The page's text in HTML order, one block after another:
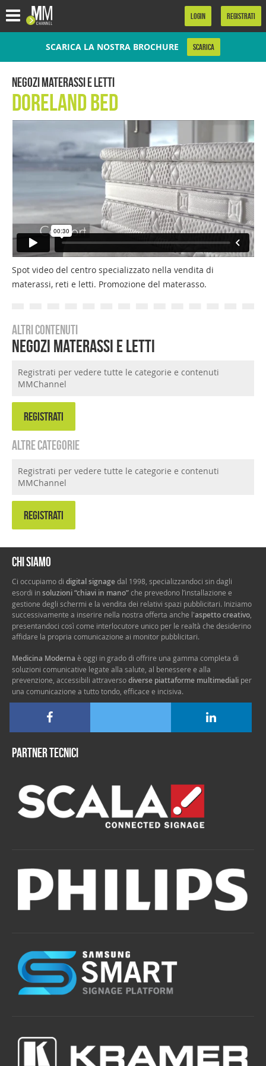
LOGIN REGISTRATI
SCARICA LA NOSTRA BROCHURE SCARICA
Negozi materassi e letti
Doreland bed
Spot video del centro specializzato nella vendita di
materassi, reti e letti. Promozione del materasso.
Altri contenuti
Negozi materassi e letti
Registrati per vedere tutte le categorie e contenuti
MMChannel
REGISTRATI
Altre categorie
Registrati per vedere tutte le categorie e contenuti
MMChannel
REGISTRATI
Chi siamo
Ci occupiamo di digital signagedal 1998, specializzandoci sin dagli
esordi insoluzioni “chiavi in mano”che prevedono l’installazione e
gestione degli schermi e la vendita dei relativi spazi pubblicitari. Iniziamo
successivamente a inserire nella nostra offerta anche l'aspetto creativo
presentandoci così come interlocutore unico per le realtà che desiderino
affidare la propria comunicazione ai monitor pubblicitari.
Medicina Moderna è oggi in grado di offrire una gamma completa di
soluzioni comunicative legate alla salute, al benessere e alla
prevenzione, accessibili attraversodiverse piattaforme multimediali per
una comunicazione a tutto tondo, efficace e incisiva.
Partner tecnici